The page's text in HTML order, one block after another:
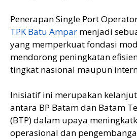
Penerapan Single Port
TPK Batu Ampar menjadi
yang memperkuat fondasi
mendorong peningkatan
tingkat nasional maupun
Inisiatif ini merupakan
antara BP Batam dan Batam
(BTP) dalam upaya
operasional dan